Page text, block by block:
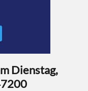
Dienstag,